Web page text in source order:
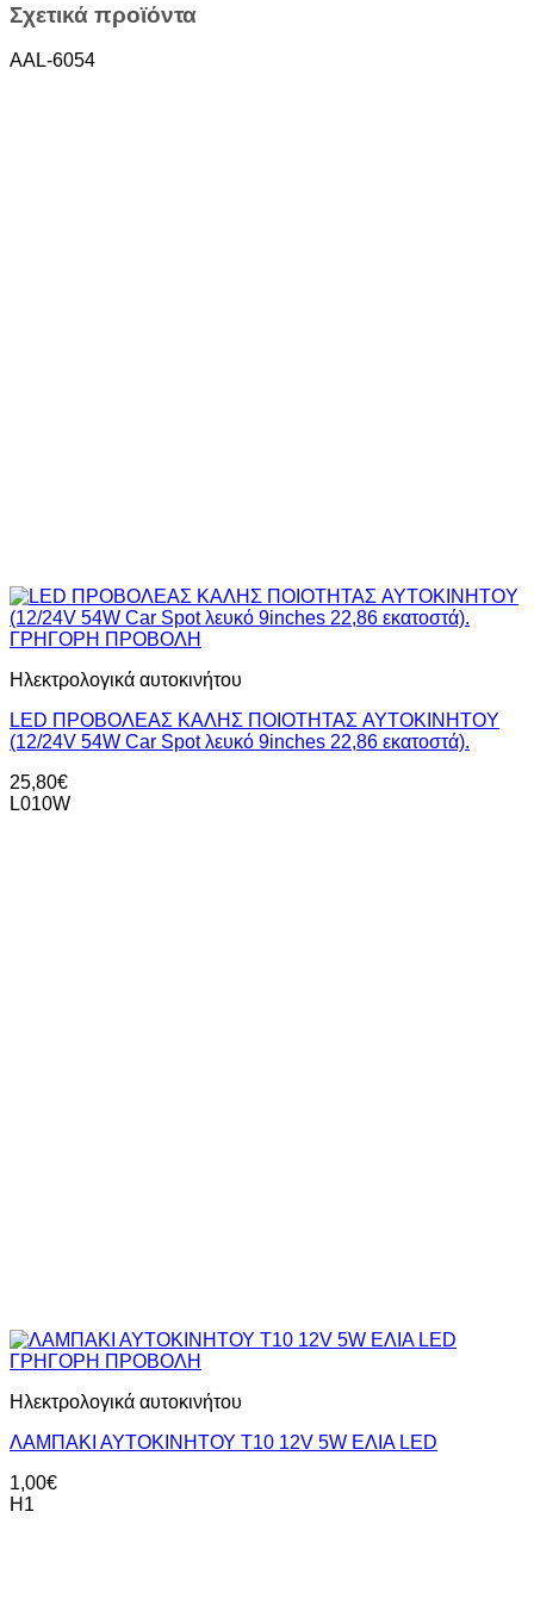
Σχετικά προϊόντα
AAL-6054
ΓΡΗΓΟΡΗ ΠΡΟΒΟΛΗ
Ηλεκτρολογικά αυτοκινήτου
LED ΠΡΟΒΟΛΕAΣ KAΛΗΣ ΠΟΙΟΤΗΤΑΣ AYTOKINHTOY
(12/24V 54W Car Spot λευκό 9inches 22,86 εκατοστά).
25,80€
L010W
ΓΡΗΓΟΡΗ ΠΡΟΒΟΛΗ
Ηλεκτρολογικά αυτοκινήτου
ΛΑΜΠΑΚΙ ΑΥΤΟΚΙΝΗΤΟΥ T10 12V 5W EΛΙΑ LED
1,00€
H1